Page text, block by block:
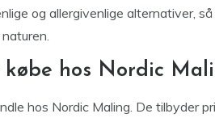
og allergivenlige alternativer,
hos Nordic
hos Nordic Maling. De tilbyder